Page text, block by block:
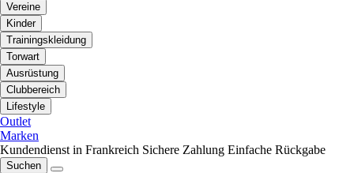
Vereine
Kinder
Trainingskleidung
Torwart
Ausrüstung
Clubbereich
Lifestyle
Outlet
Marken
Kundendienst in Frankreich Sichere Zahlung Einfache Rückgabe
Suchen